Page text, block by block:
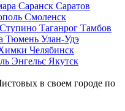
Саранск Саратов
Смоленск
Ступино Таганрог Тамбов
Тюмень Улан-Удэ
Челябинск
Энгельс Якутск
в своем городе по